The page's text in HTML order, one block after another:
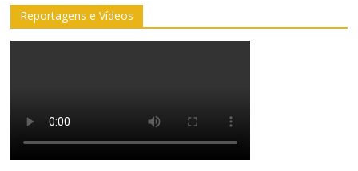
Reportagens e Vídeos